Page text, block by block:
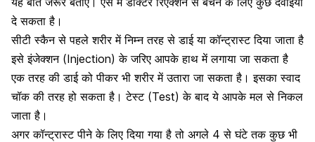
दे सकता है।
सीटी स्कैन से पहले शरीर में निम्न तरह से डाई या कॉन्ट्रास्ट दिया जाता है
इसे इंजेक्शन (Injection) के जरिए आपके हाथ में लगाया जा सकता है
एक तरह की डाई को पीकर भी शरीर में उतारा जा सकता है। इसका स्वाद
चॉक की तरह हो सकता है। टेस्ट (Test) के बाद ये आपके मल से निकल
जाता है।
अगर कॉन्ट्रास्ट पीने के लिए दिया गया है तो अगले 4 से घंटे तक कुछ भी